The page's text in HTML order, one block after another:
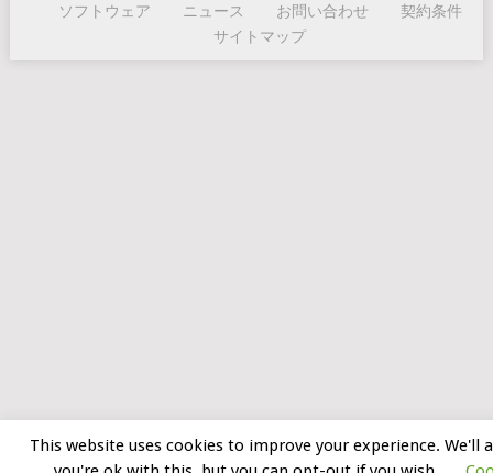
ソフトウェア
ニュース お問い合わせ
契約条件
サイトマップ
This website uses cookies to improve your experience. We'll